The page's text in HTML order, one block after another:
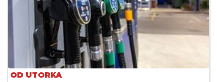
OD UTORKA